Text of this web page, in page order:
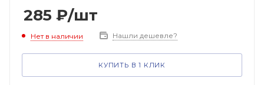
285 ₽/шт
Нет в наличии Нашли дешевле?
КУПИТЬ В 1 КЛИК